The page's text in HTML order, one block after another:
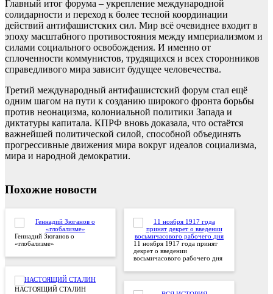
Главный итог форума – укрепление международной
солидарности и переход к более тесной координации
действий антифашистских сил. Мир всё очевиднее входит в
эпоху масштабного противостояния между империализмом и
силами социального освобождения. И именно от
сплоченности коммунистов, трудящихся и всех сторонников
справедливого мира зависит будущее человечества.
Третий международный антифашистский форум стал ещё
одним шагом на пути к созданию широкого фронта борьбы
против неонацизма, колониальной политики Запада и
диктатуры капитала. КПРФ вновь доказала, что остаётся
важнейшей политической силой, способной объединять
прогрессивные движения мира вокруг идеалов социализма,
мира и народной демократии.
Похожие новости
Геннадий Зюганов о
«глобализме»
НАСТОЯЩИЙ СТАЛИН
11 ноября 1917 года принят
декрет о введении
восьмичасового рабочего дня